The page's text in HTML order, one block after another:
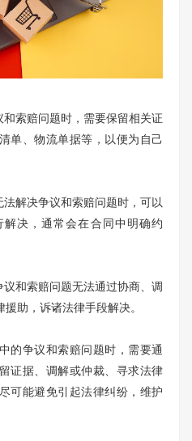
索赔问题时，需要保留相关证
单、物流单据等，以便为自己
解决争议和索赔问题时，可以
决，通常会在合同中明确约
和索赔问题无法通过协商、调
助，诉诸法律手段解决。
争议和索赔问题时，需要通
证据、调解或仲裁、寻求法律
可能避免引起法律纠纷，维护